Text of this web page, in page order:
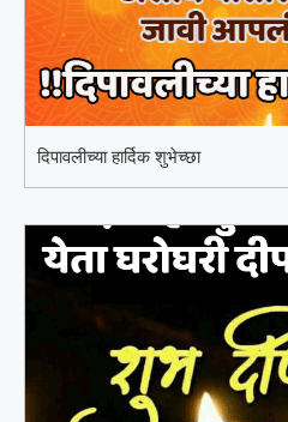
दिपावलीच्या हार्दिक शुभेच्छा